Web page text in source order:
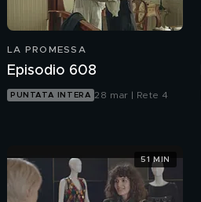
LA PROMESSA
Episodio 608
PUNTATA INTERA 28 mar | Rete 4
51 MIN